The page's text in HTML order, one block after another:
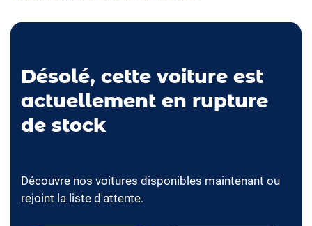
Désolé, cette voiture est
actuellement en rupture
de stock
Découvre nos voitures disponibles maintenant ou
rejoint la liste d'attente.